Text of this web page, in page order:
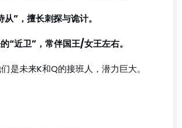
从”，擅长刺探与诡计。
“近卫”，常伴国王/女王左右。
们是未来K和Q的接班人，潜力巨大。